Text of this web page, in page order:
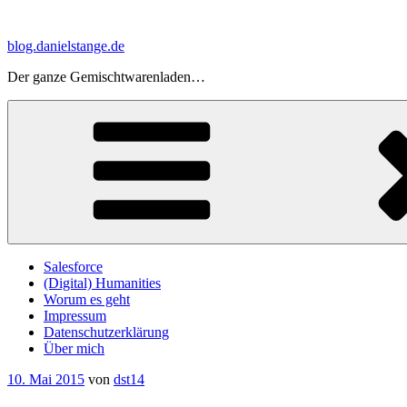
springen
blog.danielstange.de
Der ganze Gemischtwarenladen…
Salesforce
(Digital) Humanities
Worum es geht
Impressum
Datenschutzerklärung
Über mich
Veröffentlicht
10. Mai 2015 von dst14